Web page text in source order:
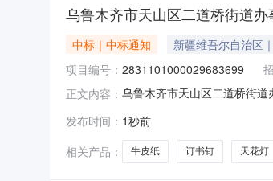
乌鲁木齐市天山区二道桥街道
中标｜中标通知 新疆维吾尔自治区
项目编号： 2831101000029683699
正文内容： 乌鲁木齐市天山区二道桥街
所在行政区划编码:650102项
发布时间： 1秒前
相关产品：
牛皮纸 订书钉 天花灯